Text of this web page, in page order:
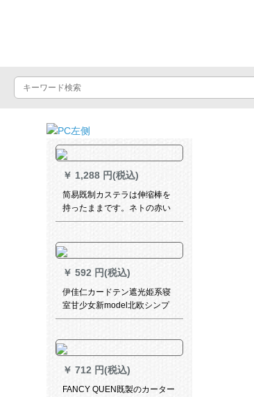
￥ 1,288 円(税込)
简易既制カステラは伸缩棒を
持ったままです。ネトの赤い
insをin strulなです。どうぞ。
リングルームは全部日光を遮
ります。マジで貼るタプで
す。テ`ンは穴を开けないで伸
ばす棒を隠します。青い90%
遮光1.8枚x 1.8高です。
￥ 592 円(税込)
伊佳仁カードテン遮光姫系寝
室甘少女新model北欧シンプ
ルモ暖かい韩式ピンク既製カ
(打孔式/毎米)は何メトルトル
必要ですか？
￥ 712 円(税込)
FANCY QUEN既製のカーター